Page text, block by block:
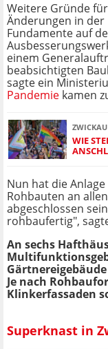
Weitere Gründe
Änderungen in der
Fundamente auf
einem
beabsichtigten
sagte ein
Pandemie kamen
ZWICKAU
WIE
Nun hat die
Rohbauten an
abgeschlossen
rohbaufertig",
An sechs
Je nach
Klinkerfassaden
Superknast in